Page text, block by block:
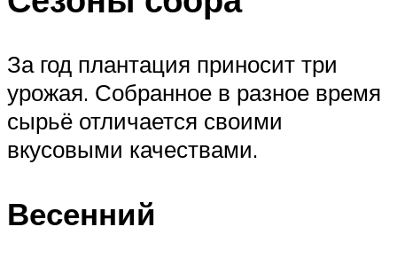
За год плантация приносит три
урожая. Собранное в разное время
сырьё отличается своими
вкусовыми качествами.
Весенний